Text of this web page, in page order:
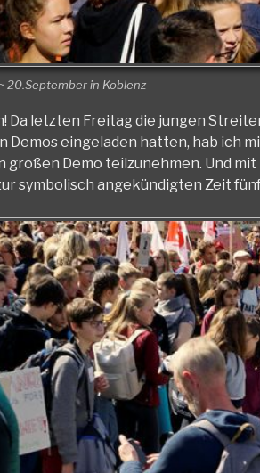
20.September in Koblenz
Da letzten Freitag die jungen
Demos eingeladen hatten, hab ich
Demo teilzunehmen. Und
symbolisch angekündigten Zeit